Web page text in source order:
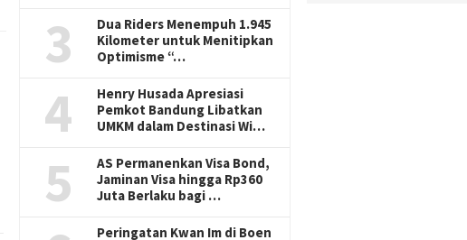
3
Dua Riders Menempuh 1.945
Kilometer untuk Menitipkan
Optimisme “…
4
Henry Husada Apresiasi
Pemkot Bandung Libatkan
UMKM dalam Destinasi Wi…
5
AS Permanenkan Visa Bond,
Jaminan Visa hingga Rp360
Juta Berlaku bagi …
Peringatan Kwan Im di Boen